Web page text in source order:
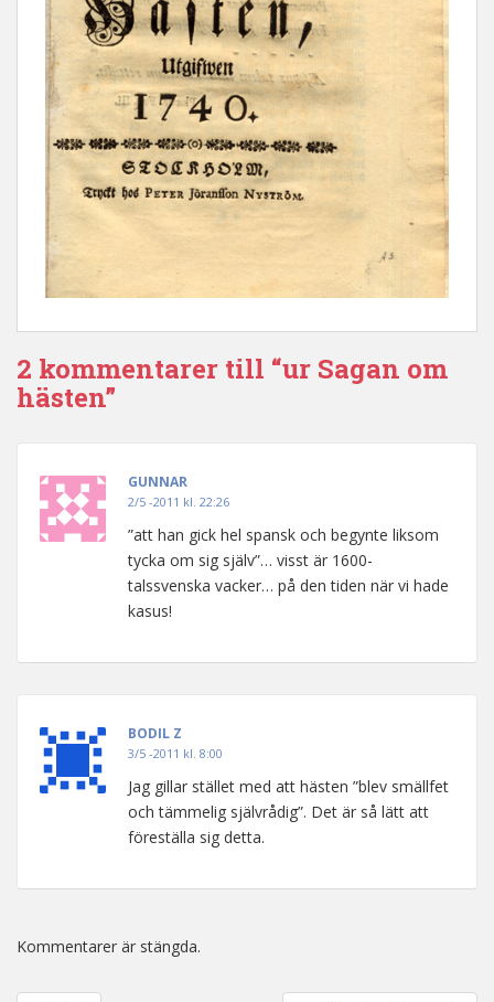
2 kommentarer till “ur Sagan om
hästen”
GUNNAR
2/5 -2011 kl. 22:26
”att han gick hel spansk och begynte liksom
tycka om sig själv”… visst är 1600-
talssvenska vacker… på den tiden när vi hade
kasus!
BODIL Z
3/5 -2011 kl. 8:00
Jag gillar stället med att hästen ”blev smällfet
och tämmelig självrådig”. Det är så lätt att
föreställa sig detta.
Kommentarer är stängda.